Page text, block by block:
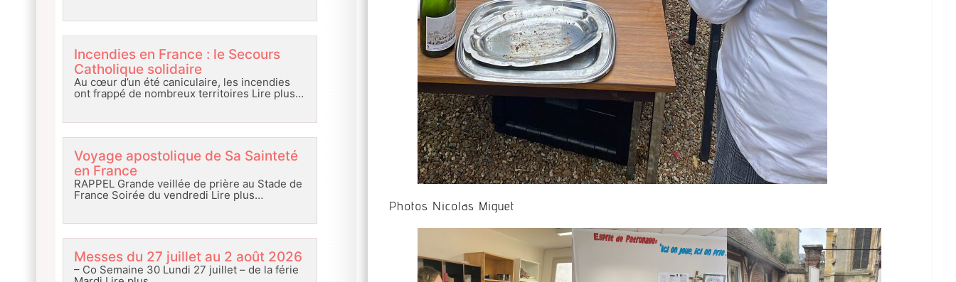
Incendies en France : le Secours
Catholique solidaire
Au cœur d’un été caniculaire, les incendies
ont frappé de nombreux territoires Lire plus…
Voyage apostolique de Sa Sainteté
en France
RAPPEL Grande veillée de prière au Stade de
France Soirée du vendredi Lire plus…
Messes du 27 juillet au 2 août 2026
– Co Semaine 30 Lundi 27 juillet – de la férie
Photos Nicolas Miguet